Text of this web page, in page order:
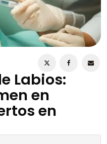
Labios:
en
en